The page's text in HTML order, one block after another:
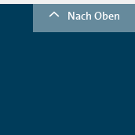
Nach Oben